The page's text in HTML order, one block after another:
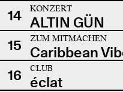
14
KONZERT
ALTIN GÜN
15
ZUM MITMACHEN
Caribbean
16
CLUB
éclat